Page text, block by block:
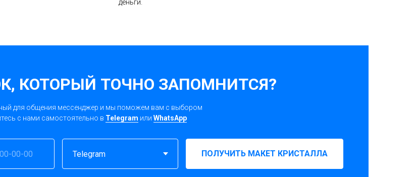
деньги.
КОТОРЫЙ ТОЧНО ЗАПОМНИТСЯ?
для общения мессенджер и мы поможем вам с выбором
с нами самостоятельно в Telegram или WhatsApp
ПОЛУЧИТЬ МАКЕТ КРИСТАЛЛА